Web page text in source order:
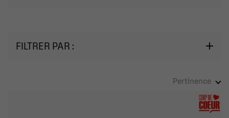
FILTRER PAR :
Pertinence